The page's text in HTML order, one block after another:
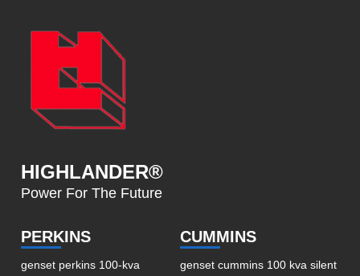
HIGHLANDER®
Power For The Future
PERKINS
genset perkins 100-kva
CUMMINS
genset cummins 100 kva silent